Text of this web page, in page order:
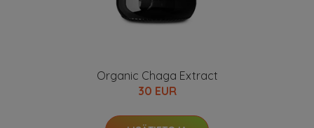
Organic Chaga Extract
30 EUR